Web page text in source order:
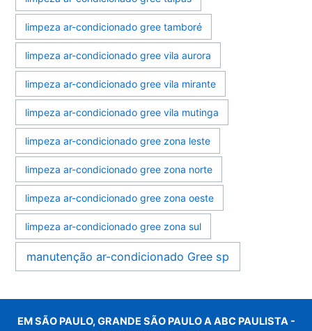
limpeza ar-condicionado gree tamboré
limpeza ar-condicionado gree vila aurora
limpeza ar-condicionado gree vila mirante
limpeza ar-condicionado gree vila mutinga
limpeza ar-condicionado gree zona leste
limpeza ar-condicionado gree zona norte
limpeza ar-condicionado gree zona oeste
limpeza ar-condicionado gree zona sul
manutenção ar-condicionado Gree sp
EM SÃO PAULO, GRANDE SÃO PAULO A ABC PAULISTA -